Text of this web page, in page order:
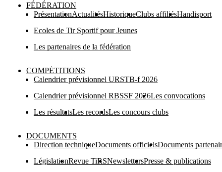
FÉDÉRATION
PrésentationActualitésHistoriqueClubs affiliésHandisport
Ecoles de Tir Sportif pour Jeunes
Les partenaires de la fédération
COMPĖTITIONS
Calendrier prévisionnel URSTB-f 2026
Calendrier prévisionnel RBSSF 2026Les convocations
Les résultatsLes recordsLes concours clubs
DOCUMENTS
Direction techniqueDocuments officielsDocuments
LégislationRevue TiRSNewslettersPresse & publications